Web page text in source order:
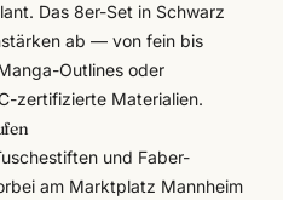
Das 8er-Set in Schwarz
ab — von fein bis
Outlines oder
zertifizierte Materialien.
und Faber-
am Marktplatz Mannheim